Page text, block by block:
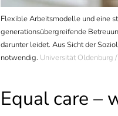
Flexible Arbeitsmodelle und eine
generationsübergreifende
darunter leidet. Aus Sicht der
notwendig. Universität Oldenburg
Equal care –